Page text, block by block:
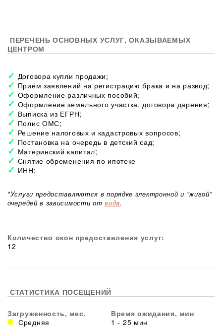
ПЕРЕЧЕНЬ ОСНОВНЫХ УСЛУГ, ОКАЗЫВАЕМЫХ
ЦЕНТРОМ
Договора купли продажи;
Приём заявлений на регистрацию брака и на развод;
Оформление различных пособий;
Оформление земельного участка, договора дарения;
Выписка из ЕГРН;
Полис ОМС;
Решение налоговых и кадастровых вопросов;
Постановка на очередь в детский сад;
Материнский капитал;
Снятие обременения по ипотеке
ИНН;
*Услуги предоставляются в порядке электронной и "живой"
очередей в зависимости отвида.
Количество окон предоставления услуг:
12
СТАТИСТИКА ПОСЕЩЕНИЙ
Загруженность, мес.
Средняя
Время ожидания, мин
1 - 25 мин